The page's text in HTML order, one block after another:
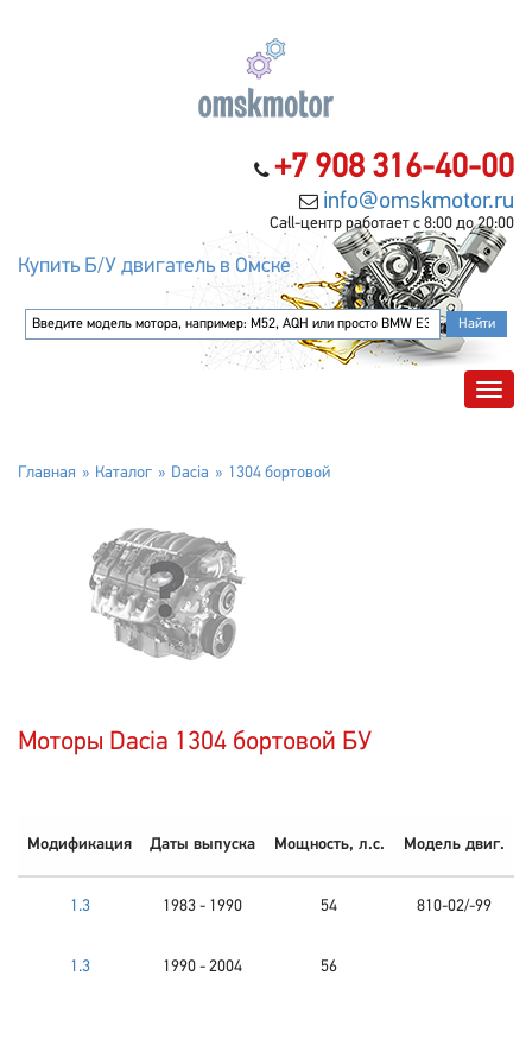
+7 908 316-40-00
info@omskmotor.ru
Call-центр работает с 8:00 до 20:00
Купить Б/У двигатель в Омске
Главная Каталог Dacia 1304 бортовой
Моторы Dacia 1304 бортовой БУ
Модификация Даты выпуска Мощность, л.с. Модель двиг.
1.3 1983 - 1990 54 810-02/-99
1.3 1990 - 2004 56